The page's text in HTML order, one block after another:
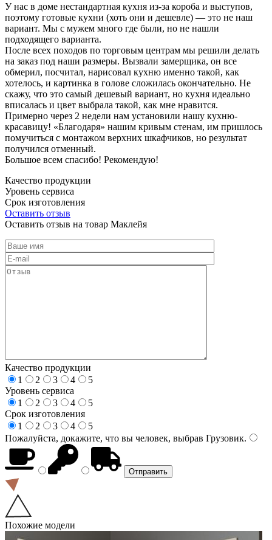
У нас в доме нестандартная кухня из-за короба и выступов,
поэтому готовые кухни (хоть они и дешевле) — это не наш
вариант. Мы с мужем много где были, но не нашли
подходящего варианта.
После всех походов по торговым центрам мы решили делать
на заказ под наши размеры. Вызвали замерщика, он все
обмерил, посчитал, нарисовал кухню именно такой, как
хотелось, и картинка в голове сложилась окончательно. Не
скажу, что это самый дешевый вариант, но кухня идеально
вписалась и цвет выбрала такой, как мне нравится.
Примерно через 2 недели нам установили нашу кухню-
красавицу! «Благодаря» нашим кривым стенам, им пришлось
помучиться с монтажом верхних шкафчиков, но результат
получился отменный.
Большое всем спасибо! Рекомендую!
Качество продукции
Уровень сервиса
Срок изготовления
Оставить отзыв
Оставить отзыв на товар Маклейя
Качество продукции
1
2 3 4
5
Уровень сервиса
1
2 3 4
5
Срок изготовления
1
2 3 4
5
Пожалуйста, докажите, что вы человек, выбрав Грузовик.
Похожие модели